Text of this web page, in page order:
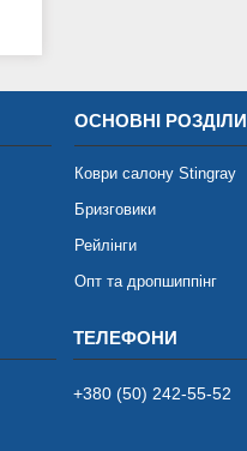
ОСНОВНІ РОЗДІЛИ
Коври салону Stingray
Бризговики
Рейлінги
Опт та дропшиппінг
+380 (50) 242-55-52